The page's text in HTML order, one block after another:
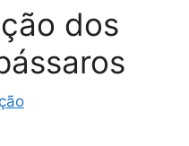
dos